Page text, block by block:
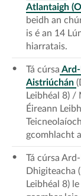
Atlantaigh
beidh an
is é an 14
hiarratais.
Tá cúrsa Ard-
Aistriúchán
Leibhéal 8)
Éireann
gcomhlacht
Tá cúrsa
Dhigiteacha
Leibhéal 8) le